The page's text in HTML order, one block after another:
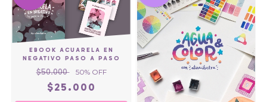
EBOOK ACUARELA EN
NEGATIVO PASO A PASO
$50.000 50% OFF
$25.000